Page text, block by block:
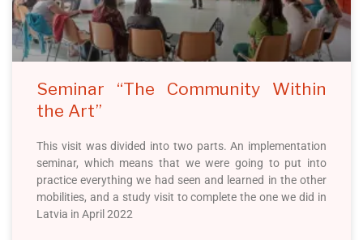
Seminar “The Community Within
the Art”
This visit was divided into two parts. An implementation
seminar, which means that we were going to put into
practice everything we had seen and learned in the other
mobilities, and a study visit to complete the one we did in
Latvia in April 2022